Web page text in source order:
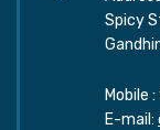
Spicy
Mobile :
E-mail: